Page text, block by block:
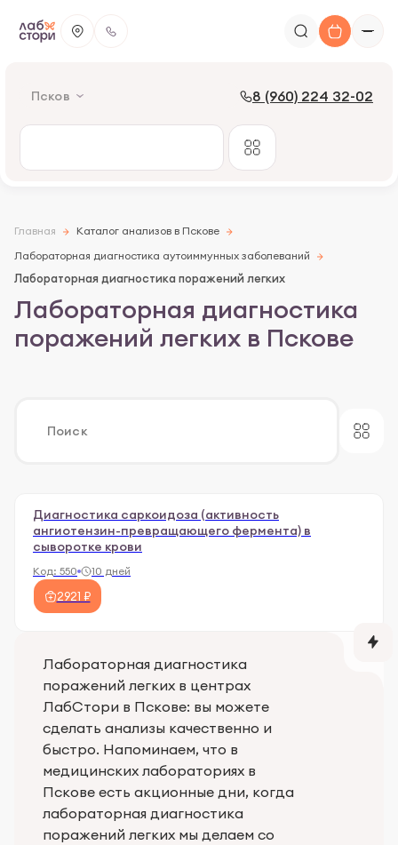
Псков 8 (960) 224 32-02
Главная
Каталог анализов в Пскове
Лабораторная диагностика аутоиммунных заболеваний
Лабораторная диагностика поражений легких
Лабораторная диагностика
поражений легких в Пскове
Диагностика саркоидоза (активность
ангиотензин-превращающего фермента) в
сыворотке крови
Код: 550 10 дней
2921 ₽
Лабораторная диагностика
поражений легких в центрах
ЛабСтори в Пскове: вы можете
сделать анализы качественно и
быстро. Напоминаем, что в
медицинских лабораториях в
Пскове есть акционные дни, когда
лабораторная диагностика
поражений легких мы делаем со